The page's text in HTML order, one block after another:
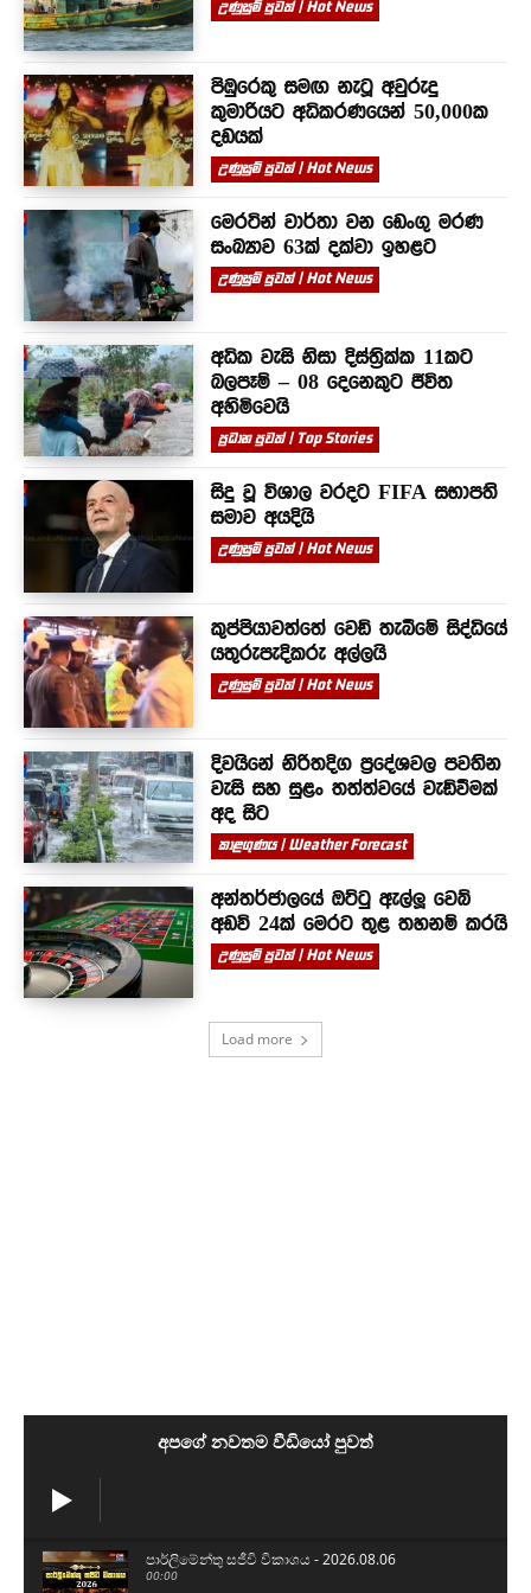
උණුසුම් පුවත් | Hot News
පිඹුරෙකු සමඟ නැටූ අවුරුදු
කුමාරියට අධිකරණයෙන් 50,000ක
දඩයක්
උණුසුම් පුවත් | Hot News
මෙරටින් වාර්තා වන ඩෙංගු මරණ
සංඛ්‍යාව 63ක් දක්වා ඉහළට
උණුසුම් පුවත් | Hot News
අධික වැසි නිසා දිස්ත්‍රික්ක 11කට
බලපෑම් – 08 දෙනෙකුට ජීවිත
අහිමිවෙයි
ප්‍රධාන පුවත් | Top Stories
සිදු වූ විශාල වරදට FIFA සභාපති
සමාව අයදියි
උණුසුම් පුවත් | Hot News
කුප්පියාවත්තේ වෙඩි තැබීමේ සිද්ධියේ
යතුරුපැදිකරු අල්ලයි
උණුසුම් පුවත් | Hot News
දිවයිනේ නිරිතදිග ප්‍රදේශවල පවතින
වැසි සහ සුළං තත්ත්වයේ වැඩිවීමක්
අද සිට
කාළගුණය | Weather Forecast
අන්තර්ජාලයේ ඔට්ටු ඇල්ලූ වෙබ්
අඩවි 24ක් මෙරට තුළ තහනම් කරයි
උණුසුම් පුවත් | Hot News
Load more
අපගේ නවතම වීඩියෝ පුවත්
පාර්ලිමේන්තු සජීවි විකාශය - 2026.08.06
00:00